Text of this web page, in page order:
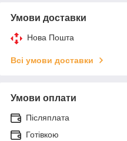
Умови доставки
Нова Пошта
Всі умови доставки
Умови оплати
Післяплата
Готівкою